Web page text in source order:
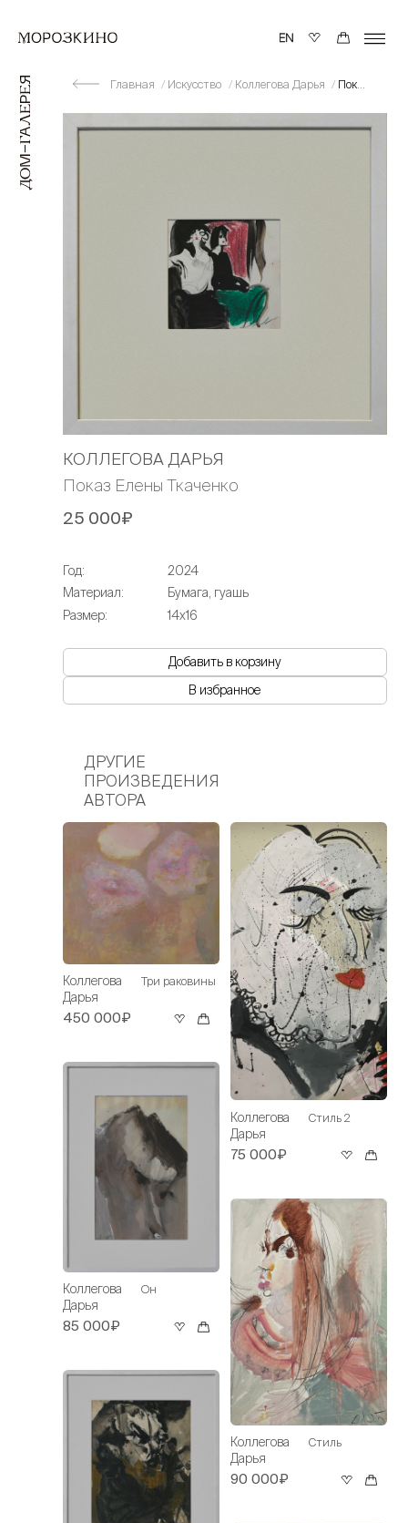
Главная Искусство Коллегова Дарья Показ Елены Ткаченко
КОЛЛЕГОВА ДАРЬЯ
Показ Елены Ткаченко
25 000₽
Год:
2024
Материал:
Бумага, гуашь
Размер:
14х16
Добавить в корзину
В избранное
ДРУГИЕ
ПРОИЗВЕДЕНИЯ
АВТОРА
Коллегова
Дарья
Три раковины
450 000₽
Коллегова
Дарья
Он
85 000₽
Коллегова
Дарья
Стиль 2
75 000₽
Коллегова
Дарья
Стиль
90 000₽